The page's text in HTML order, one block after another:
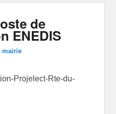
de
ENEDIS
mairie
Projelect-Rte-du-